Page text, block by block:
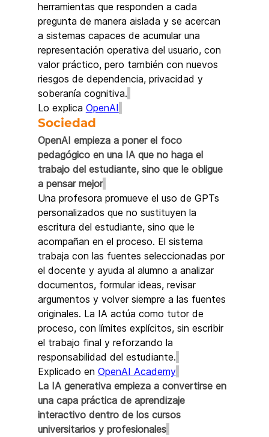
herramientas que responden a cada
pregunta de manera aislada y se acercan
a sistemas capaces de acumular una
representación operativa del usuario, con
valor práctico, pero también con nuevos
riesgos de dependencia, privacidad y
soberanía cognitiva.
Lo explica OpenAI
Sociedad
OpenAI empieza a poner el foco
pedagógico en una IA que no haga el
trabajo del estudiante, sino que le obligue
a pensar mejor
Una profesora promueve el uso de GPTs
personalizados que no sustituyen la
escritura del estudiante, sino que le
acompañan en el proceso. El sistema
trabaja con las fuentes seleccionadas por
el docente y ayuda al alumno a analizar
documentos, formular ideas, revisar
argumentos y volver siempre a las fuentes
originales. La IA actúa como tutor de
proceso, con límites explícitos, sin escribir
el trabajo final y reforzando la
responsabilidad del estudiante.
Explicado en OpenAI Academy
La IA generativa empieza a convertirse en
una capa práctica de aprendizaje
interactivo dentro de los cursos
universitarios y profesionales